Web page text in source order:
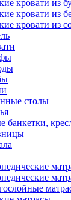
кровати из
кровати из
кровати из
столы
банкетки,